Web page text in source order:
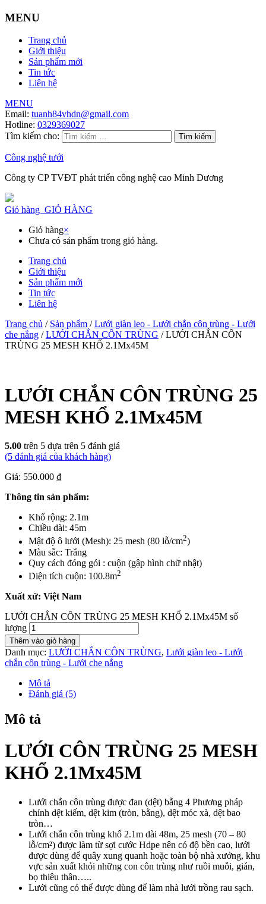
MENU
Trang chủ
Giới thiệu
Sản phẩm mới
Tin tức
Liên hệ
MENU
Email: tuanh84vhdn@gmail.com
Hotline: 0329369027
Tìm kiếm cho:
Công nghệ tưới
Công ty CP TVĐT phát triển công nghệ cao Minh Dương
Giỏ hàng GIỎ HÀNG
Giỏ hàng×
Chưa có sản phẩm trong giỏ hàng.
Trang chủ
Giới thiệu
Sản phẩm mới
Tin tức
Liên hệ
Trang chủ / Sản phẩm /Lưới giàn leo - Lưới chắn côn trùng - Lưới
che nắng /LƯỚI CHẮN CÔN TRÙNG / LƯỚI CHẮN CÔN
TRÙNG 25 MESH KHỔ 2.1Mx45M
LƯỚI CHẮN CÔN TRÙNG 25
MESH KHỔ 2.1Mx45M
5.00 trên 5 dựa trên 5 đánh giá
(5 đánh giá của khách hàng)
Giá: 550.000 ₫
Thông tin sản phẩm:
Khổ rộng: 2.1m
Chiều dài: 45m
Mật độ ô lưới (Mesh): 25 mesh (80 lỗ/cm2)
Màu sắc: Trắng
Quy cách đóng gói : cuộn (gập hình chữ nhật)
Diện tích cuộn: 100.8m2
Xuất xứ: Việt Nam
LƯỚI CHẮN CÔN TRÙNG 25 MESH KHỔ 2.1Mx45M số
lượng
Thêm vào giỏ hàng
Danh mục: LƯỚI CHẮN CÔN TRÙNG, Lưới giàn leo - Lưới
chắn côn trùng - Lưới che nắng
Mô tả
Đánh giá (5)
Mô tả
LƯỚI CÔN TRÙNG 25 MESH
KHỔ 2.1Mx45M
Lưới chắn côn trùng được đan (dệt) bằng 4 Phương pháp
chính dệt kiếm, dệt kim (tròn, bằng), dệt móc xà, dệt bao
tròn…
Lưới chắn côn trùng khổ 2.1m dài 48m, 25 mesh (70 – 80
lỗ/cm²) được làm từ sợi cước Hdpe nên có độ bền cao, lưới
được dùng để quây xung quanh hoặc toàn bộ nhà xưởng, khu
vực sản xuất khỏi những con côn trùng như ruồi muỗi, gián,
bọ thiêu thân…..
Lưới cũng có thể được dùng để làm nhà lưới trồng rau sạch.